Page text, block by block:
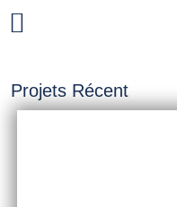
Projets Récent